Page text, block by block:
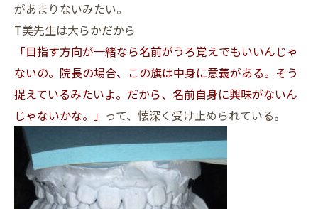
があまりないみたい。
T美先生は大らかだから
「目指す方向が一緒なら名前がうろ覚えでもいいんじゃ
ないの。院長の場合、この旗は中身に意義がある。そう
捉えているみたいよ。だから、名前自身に興味がないん
じゃないかな。」 って、懐深く受け止められている。